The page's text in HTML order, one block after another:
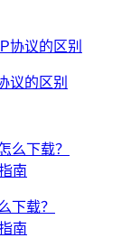
议的区别
下载？
南